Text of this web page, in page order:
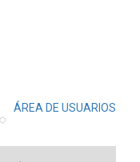
ÁREA DE USUARIOS